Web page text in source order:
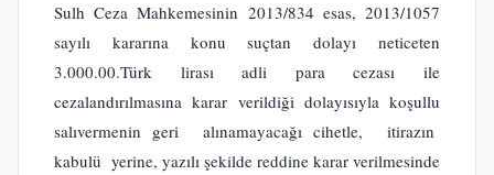
Sulh Ceza Mahkemesinin 2013/834 esas, 2013/1057
sayılı kararına konu suçtan dolayı neticeten
3.000.00.Türk lirası adli para cezası ile
cezalandırılmasına karar verildiği dolayısıyla koşullu
salıvermenin geri alınamayacağı cihetle, itirazın
kabulü yerine, yazılı şekilde reddine karar verilmesinde